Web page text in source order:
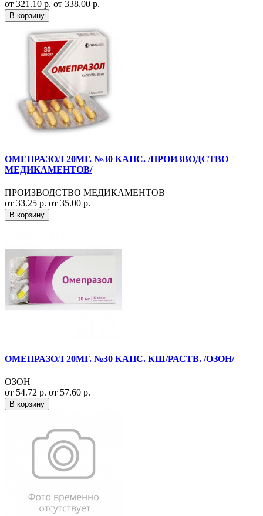
от 321.10 р. от 338.00 р.
В корзину
ОМЕПРАЗОЛ 20МГ. №30 КАПС. /ПРОИЗВОДСТВО
МЕДИКАМЕНТОВ/
ПРОИЗВОДСТВО МЕДИКАМЕНТОВ
от 33.25 р. от 35.00 р.
В корзину
ОМЕПРАЗОЛ 20МГ. №30 КАПС. КШ/РАСТВ. /ОЗОН/
ОЗОН
от 54.72 р. от 57.60 р.
В корзину